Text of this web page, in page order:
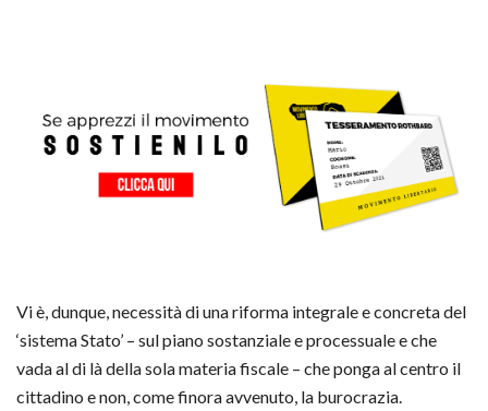
Vi è, dunque, necessità di una riforma integrale e concreta del
‘sistema Stato’ – sul piano sostanziale e processuale e che
vada al di là della sola materia fiscale – che ponga al centro il
cittadino e non, come finora avvenuto, la burocrazia.